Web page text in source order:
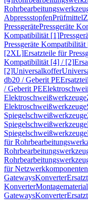
AbpressstopfenPrüfmittel
PressgerätePressgeräte
Kompatibilität [1]
Pressgeräte Kompatibilität
[2XL]Ersatzteile für
Kompatibilität [4] / [2]
[2]Universalkoffer
db20 / Geberit PE
/ Geberit PE
Elektroschweißwerkzeuge
Elektroschweißwerkzeuge
Spiegelschweißwerkzeuge
Spiegelschweißwerkzeuge
Spiegelschweißwerkzeuge
für
für Netzwerkkomponenten
GatewaysKonverter
KonverterMontagematerial
GatewaysKonverter